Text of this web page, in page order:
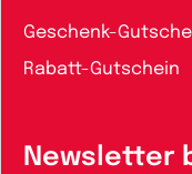
Geschenk-
Rabatt-Gutschein
Newsletter